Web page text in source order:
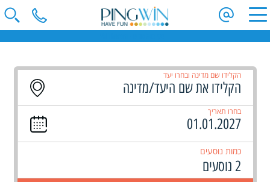
הקלידו שם מדינה ובחרו יעד
בחרו תאריך
כמות נוסעים
2 נוסעים